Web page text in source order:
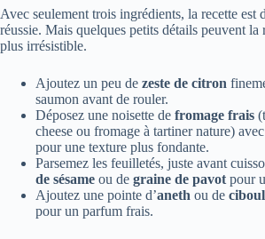
Avec seulement trois ingrédients, la recette est
réussie. Mais quelques petits détails peuvent la
plus irrésistible.
Ajoutez un peu de zeste de citron
saumon avant de rouler.
Déposez une noisette de fromage frais
cheese ou fromage à tartiner nature)
pour une texture plus fondante.
Parsemez les feuilletés, juste avant
de sésame ou de graine de pavot pour
Ajoutez une pointe d’aneth ou de
pour un parfum frais.